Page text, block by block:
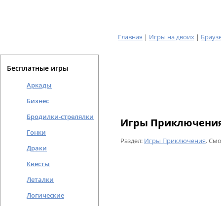
Главная | Игры на двоих |
Бесплатные игры
Аркады
Бизнес
Бродилки-стрелялки
Гонки
Драки
Квесты
Леталки
Логические
Игры
Раздел: Игры Приключения.